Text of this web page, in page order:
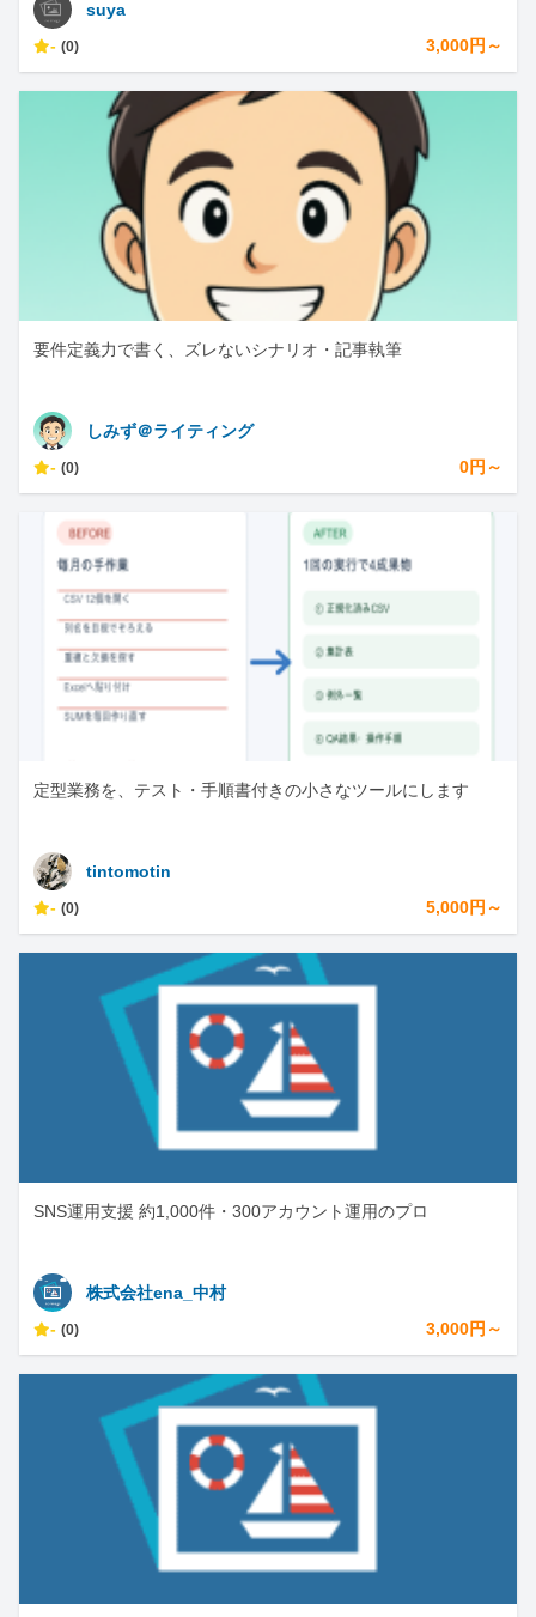
suya
- (0) 3,000円～
要件定義力で書く、ズレないシナリオ・記事執筆
しみず＠ライティング
- (0) 0円～
定型業務を、テスト・手順書付きの小さなツールにします
tintomotin
- (0) 5,000円～
SNS運用支援 約1,000件・300アカウント運用のプロ
株式会社ena_中村
- (0) 3,000円～